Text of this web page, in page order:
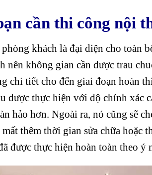
cần thi công nội
khách là đại diện cho toàn
nên không gian cần được trau
chi tiết cho đến giai đoạn hoàn
được thực hiện với độ chính xác
hảo hơn. Ngoài ra, nó cũng sẽ
thêm thời gian sửa chữa hoặc
được thực hiện hoàn toàn theo ý